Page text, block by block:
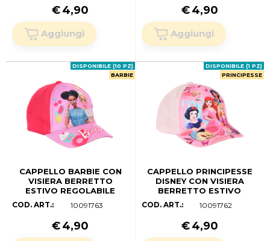
€4,90 €4,90
CAPPELLO BARBIE CON
VISIERA BERRETTO
ESTIVO REGOLABILE
BAMBINA -
YE40008FUCSIA (52 CM.)
COD. ART.: 10091763
BARBIE
DISPONIBILE (10 PZ)
€4,90
CAPPELLO PRINCIPESSE
DISNEY CON VISIERA
BERRETTO ESTIVO
REGOLABILE BAMBINA -
YE40112ROSA (54 CM.)
COD. ART.: 10091762
PRINCIPESSE
DISPONIBILE (1 PZ)
€4,90